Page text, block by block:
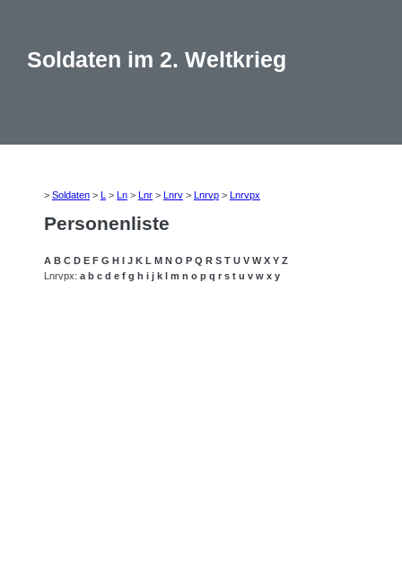
Soldaten im 2. Weltkrieg
> Soldaten > L > Ln > Lnr > Lnrv > Lnrvp > Lnrvpx
Personenliste
A B C D E F G H I J K L M N O P Q R S T U V W X Y Z
Lnrvpx: a b c d e f g h i j k l m n o p q r s t u v w x y